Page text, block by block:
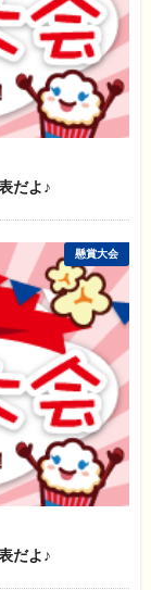
だよ♪
だよ♪
懸賞大会